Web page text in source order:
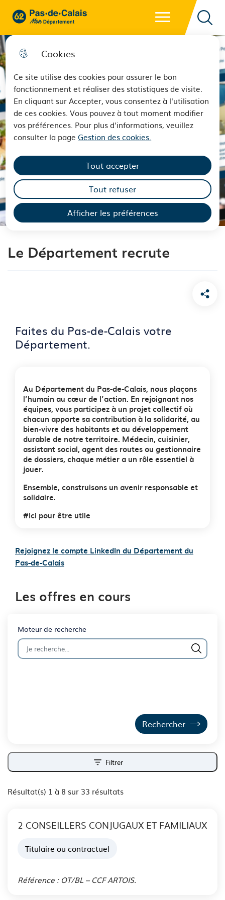
Cookies
Ce site utilise des cookies pour assurer le bon
fonctionnement et réaliser des statistiques de visite.
En cliquant sur Accepter, vous consentez à l'utilisation
de ces cookies. Vous pouvez à tout moment modifier
vos préférences. Pour plus d'informations, veuillez
consulter la pageGestion des cookies.
Afficher les préférences
Tout accepter
Tout refuser
62 - Pas-de-Calais Mon Département - Retour à l'accueil
Le Département recrute
Faites du Pas-de-Calais votre
Département.
Au Département du Pas-de-Calais, nous plaçons
l’humain au cœur de l’action. En rejoignant nos
équipes, vous participez à un projet collectif où
chacun apporte sa contribution à la solidarité, au
bien-vivre des habitants et au développement
durable de notre territoire. Médecin, cuisinier,
assistant social, agent des routes ou gestionnaire
de dossiers, chaque métier a un rôle essentiel à
jouer.
Ensemble, construisons un avenir responsable et
solidaire.
#Ici pour être utile
Rejoignez le compte LinkedIn du Département du
Pas-de-Calais
Les offres en cours
Moteur de recherche
Filtrer
ouvrir les filtres
Résultat(s) 1 à 8 sur 33 résultats
2 CONSEILLERS CONJUGAUX ET FAMILIAUX
Titulaire ou contractuel
Référence : OT/BL – CCF ARTOIS.